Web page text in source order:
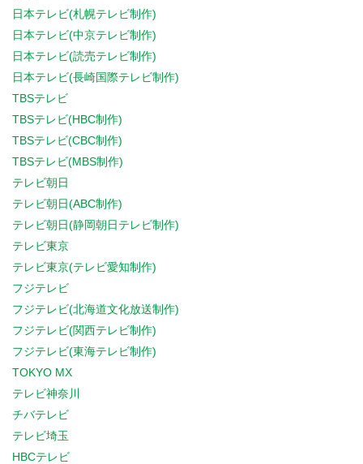
日本テレビ(札幌テレビ制作)
日本テレビ(中京テレビ制作)
日本テレビ(読売テレビ制作)
日本テレビ(長崎国際テレビ制作)
TBSテレビ
TBSテレビ(HBC制作)
TBSテレビ(CBC制作)
TBSテレビ(MBS制作)
テレビ朝日
テレビ朝日(ABC制作)
テレビ朝日(静岡朝日テレビ制作)
テレビ東京
テレビ東京(テレビ愛知制作)
フジテレビ
フジテレビ(北海道文化放送制作)
フジテレビ(関西テレビ制作)
フジテレビ(東海テレビ制作)
TOKYO MX
テレビ神奈川
チバテレビ
テレビ埼玉
HBCテレビ